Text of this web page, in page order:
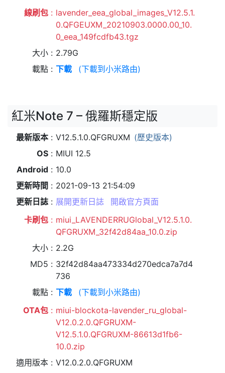
線刷包
lavender_eea_global_images_V12.5.1.
0.QFGEUXM_20210903.0000.00_10.
0_eea_149fcdfb43.tgz
大小
2.79G
載點
下載 (下載到小米路由)
紅米Note 7 – 俄羅斯穩定版
最新版本 V12.5.1.0.QFGRUXM (歷史版本)
OS
MIUI 12.5
Android
10.0
更新時間
2021-09-13 21:54:09
更新日誌
展開更新日誌
開啟官方頁面
卡刷包
miui_LAVENDERRUGlobal_V12.5.1.0.
QFGRUXM_32f42d84aa_10.0.zip
大小
2.2G
MD5
32f42d84aa473334d270edca7a7d4
736
載點
下載
(下載到小米路由)
OTA包
miui-blockota-lavender_ru_global-
V12.0.2.0.QFGRUXM-
V12.5.1.0.QFGRUXM-86613d1fb6-
10.0.zip
適用版本
V12.0.2.0.QFGRUXM